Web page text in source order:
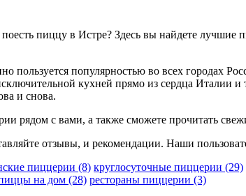
пиццу в Истре? Здесь вы найдете
популярностью во всех городах
кухней прямо из сердца Италии
и снова.
рядом с вами, а также сможете прочитать
отзывы, и рекомендации. Наши
пиццерии (8) круглосуточные пиццерии (29)
на дом (28) рестораны пиццерии (3)